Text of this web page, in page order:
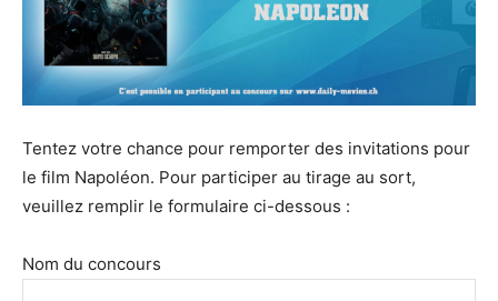
Tentez votre chance pour remporter des invitations pour
le film Napoléon. Pour participer au tirage au sort,
veuillez remplir le formulaire ci-dessous :
Nom du concours